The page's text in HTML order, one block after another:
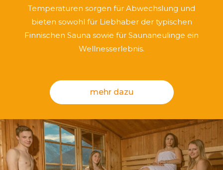
Temperaturen sorgen für Abwechslung und
bieten sowohl für Liebhaber der typischen
Finnischen Sauna sowie für Saunaneulinge ein
Wellnesserlebnis.
mehr dazu